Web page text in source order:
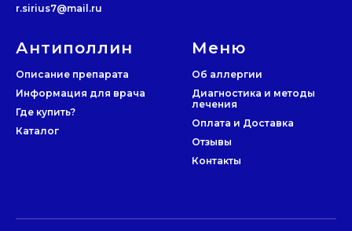
r.sirius7@mail.ru
Антиполлин
Описание препарата
Информация для врача
Где купить?
Каталог
Меню
Об аллергии
Диагностика и методы
лечения
Оплата и Доставка
Отзывы
Контакты
по заказу